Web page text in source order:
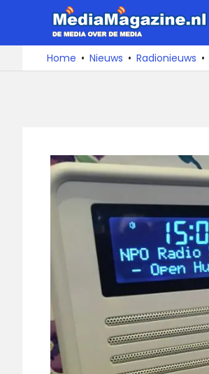
de
De
media
over
Home Nieuws Radionieuws